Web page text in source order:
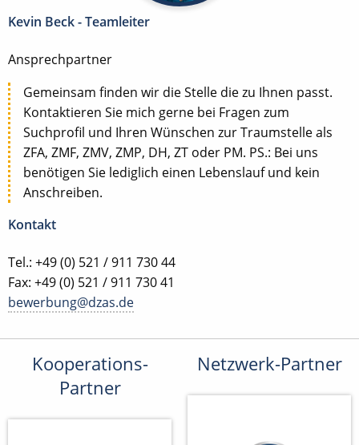
Kevin Beck - Teamleiter
Ansprechpartner
Gemeinsam finden wir die Stelle die zu Ihnen passt.
Kontaktieren Sie mich gerne bei Fragen zum
Suchprofil und Ihren Wünschen zur Traumstelle als
ZFA, ZMF, ZMV, ZMP, DH, ZT oder PM. PS.: Bei uns
benötigen Sie lediglich einen Lebenslauf und kein
Anschreiben.
Kontakt
Tel.: +49 (0) 521 / 911 730 44
Fax: +49 (0) 521 / 911 730 41
bewerbung@dzas.de
Kooperations-
Partner
Netzwerk-Partner